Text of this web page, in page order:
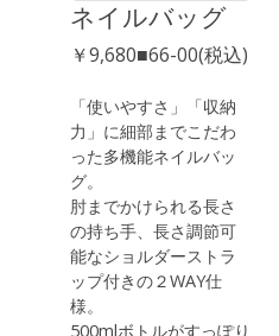
ネイルバッグ
￥9,680■66-00(税込)
「使いやすさ」「収納
力」に細部までこだわ
った多機能ネイルバッ
グ。
肘までかけられる長さ
の持ち手、長さ調節可
能なショルダーストラ
ップ付きの２WAY仕
様。
500mlボトルがすっぽり